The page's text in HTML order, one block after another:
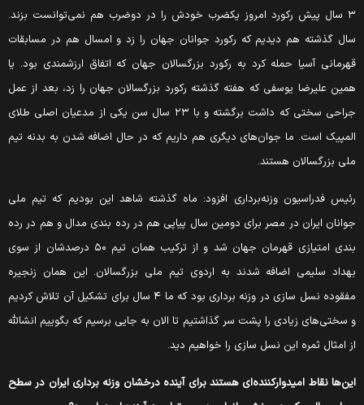
۳ سال پیش رکورد امروز یکضرب خودش را در دوضرب هم نمی‌توانست بزند.
گذشته هم دیدیم که رکورد جوانان جهان را زد و امسال هم در مسابقات
آسیا حمله کرد به رکورد بزرگسالان جهان که اتفاق ارزشمندی بود. یا
علیرضا یوسفی که هفته گذشته رکورد بزرگسالان جهان را زد، بعد از عمل
جراحی سختی که داشت برگشته و با ۲۳ سال سن یکی از مدعیان اصلی طلای
است. ما جوان‌های دیگری هم داریم که در حال اضافه شدن به بدنه تیم
بزرگسالان هستند.
فدراسیون وزنه‌برداری افزود: ماه گذشته شاهد این بودیم که تیم ملی
ایران در مصر برای دومین سال پیاپی هم در رده بندی مدال و هم در رده
بندی امتیازی قهرمان جهان شد و از ترکیب همان تیم ۵۰ درصدشان از سوی
سلیمی اضافه شدند به اردوی تیم ملی بزرگسالان. این همان زنجیره
مفقوده نسل سازی در وزنه برداری بود که ما ۴ سال برای تشکیل آن تلاش کردیم
سختی‌های زیادی را پشت سر گذاشتیم تا الان به جایی برسیم که بگوییم انشالله
امثال ثمره این نسل سازی را خواهیم دید.
نقاط امیدوارکننده‌ای هستند برای آینده درخشان وزنه برداری ایران در سطح